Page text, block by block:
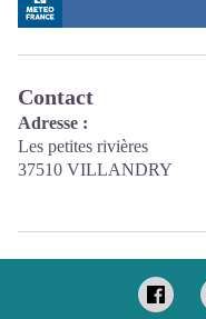
Contact
Adresse :
Les petites rivières
37510 VILLANDRY